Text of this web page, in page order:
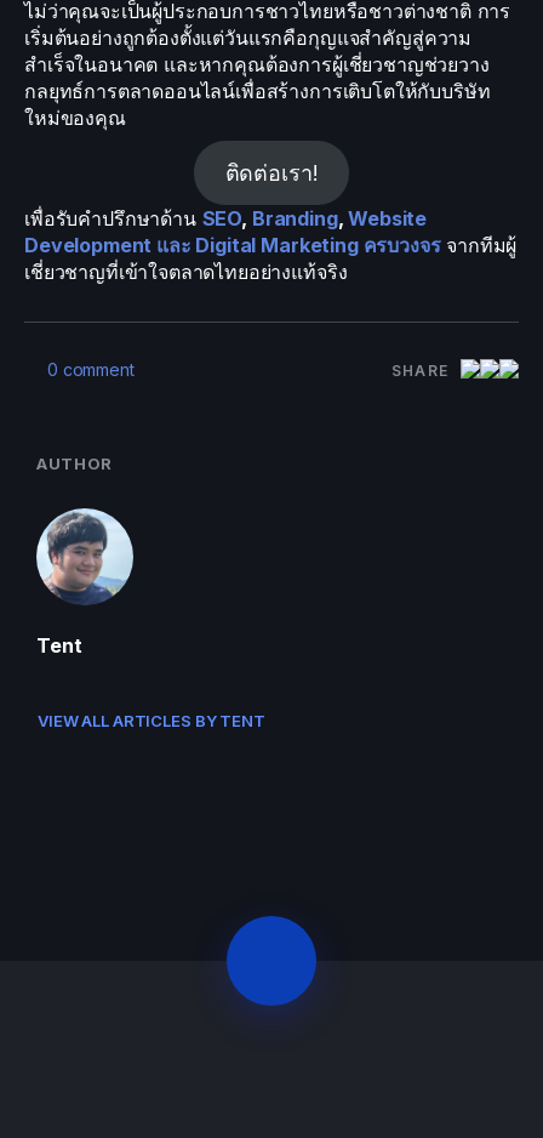
ไม่ว่าคุณจะเป็นผู้ประกอบการชาวไทยหรือชาวต่างชาติ การ
เริ่มต้นอย่างถูกต้องตั้งแต่วันแรกคือกุญแจสำคัญสู่ความ
สำเร็จในอนาคต และหากคุณต้องการผู้เชี่ยวชาญช่วยวาง
กลยุทธ์การตลาดออนไลน์เพื่อสร้างการเติบโตให้กับบริษัท
ใหม่ของคุณ
ติดต่อเรา!
เพื่อรับคำปรึกษาด้าน SEO, Branding,Website
Development และ Digital Marketing ครบวงจรจากทีมผู้
เชี่ยวชาญที่เข้าใจตลาดไทยอย่างแท้จริง
0 comment SHARE
AUTHOR
Tent
VIEW ALL ARTICLES BY TENT